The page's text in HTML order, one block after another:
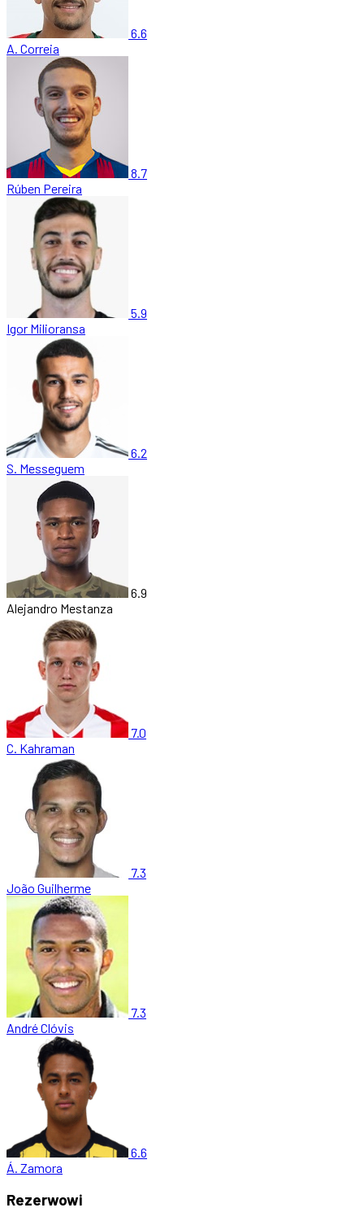
6.6
A. Correia
8.7
Rúben Pereira
5.9
Igor Milioransa
6.2
S. Messeguem
6.9
Alejandro Mestanza
7.0
C. Kahraman
7.3
João Guilherme
7.3
André Clóvis
6.6
Á. Zamora
Rezerwowi